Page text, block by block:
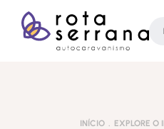
INÍCIO EXPLORE O